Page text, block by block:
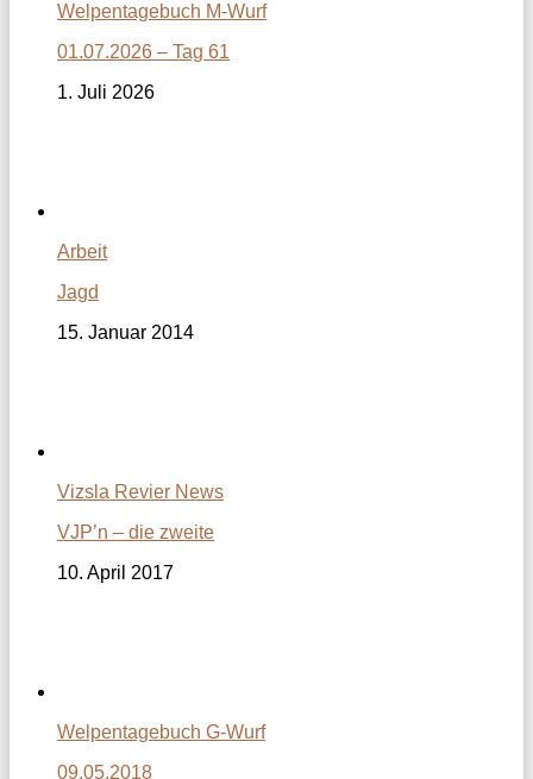
Welpentagebuch M-Wurf
01.07.2026 – Tag 61
1. Juli 2026
Arbeit
Jagd
15. Januar 2014
Vizsla Revier News
VJP’n – die zweite
10. April 2017
Welpentagebuch G-Wurf
09.05.2018